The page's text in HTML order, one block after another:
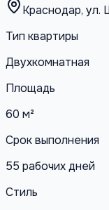
Краснодар, ул.
Тип квартиры
Двухкомнатная
Площадь
60 м²
Срок выполнения
55 рабочих дней
Стиль